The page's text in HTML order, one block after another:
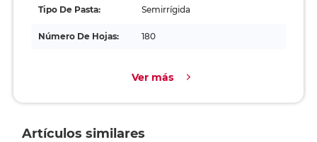
Tipo De Pasta: Semirrígida
Número De Hojas: 180
Ver más
Artículos similares